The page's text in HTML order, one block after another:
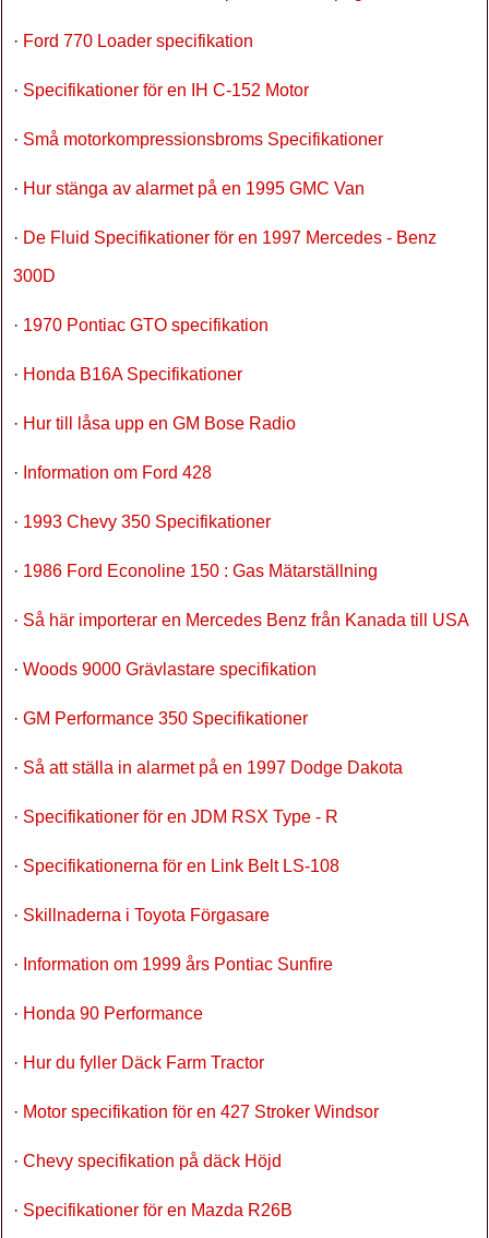
· Ford 770 Loader specifikation
· Specifikationer för en IH C-152 Motor
· Små motorkompressionsbroms Specifikationer
· Hur stänga av alarmet på en 1995 GMC Van
· De Fluid Specifikationer för en 1997 Mercedes - Benz
300D
· 1970 Pontiac GTO specifikation
· Honda B16A Specifikationer
· Hur till låsa upp en GM Bose Radio
· Information om Ford 428
· 1993 Chevy 350 Specifikationer
· 1986 Ford Econoline 150 : Gas Mätarställning
· Så här importerar en Mercedes Benz från Kanada till USA
· Woods 9000 Grävlastare specifikation
· GM Performance 350 Specifikationer
· Så att ställa in alarmet på en 1997 Dodge Dakota
· Specifikationer för en JDM RSX Type - R
· Specifikationerna för en Link Belt LS-108
· Skillnaderna i Toyota Förgasare
· Information om 1999 års Pontiac Sunfire
· Honda 90 Performance
· Hur du fyller Däck Farm Tractor
· Motor specifikation för en 427 Stroker Windsor
· Chevy specifikation på däck Höjd
· Specifikationer för en Mazda R26B